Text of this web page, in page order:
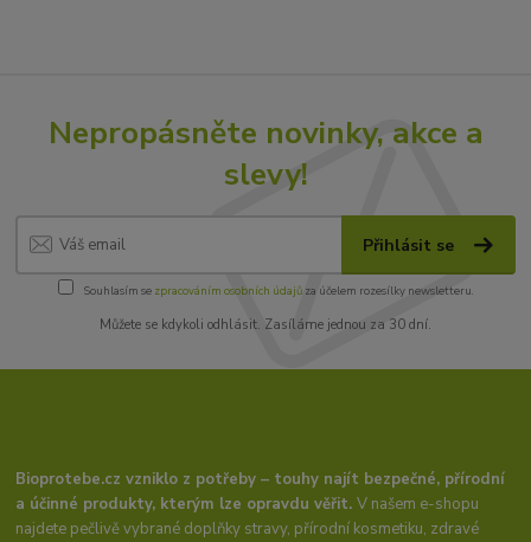
Nepropásněte novinky, akce a
slevy!
Přihlásit se
Souhlasím se zpracováním osobních údajůza účelem rozesílky newsletteru.
Můžete se kdykoli odhlásit. Zasíláme jednou za 30 dní.
Bioprotebe.cz vzniklo z potřeby – touhy najít bezpečné, přírodní
a účinné produkty, kterým lze opravdu věřit.V našem e-shopu
najdete pečlivě vybrané doplňky stravy, přírodní kosmetiku, zdravé